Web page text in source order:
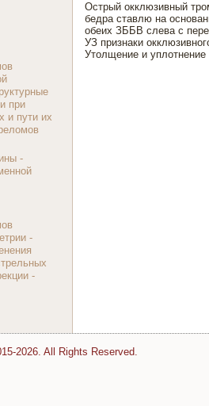
при
и пути их
-
-
-
Острый окклюзивный
бедра ставлю на
обеих ЗББВ слева с
УЗ признаки
Утолщение и
2026. All Rights Reserved.